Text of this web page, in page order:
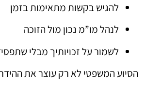
להגיש בקשות מתאימות בזמן
לנהל מו”מ נכון מול הזוכה
לשמור על זכויותיך מבלי
הסיוע המשפטי לא רק עוצר את